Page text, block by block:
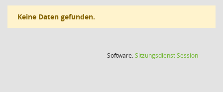
Keine Daten gefunden.
Software:SitzungsdienstSession(Wird in